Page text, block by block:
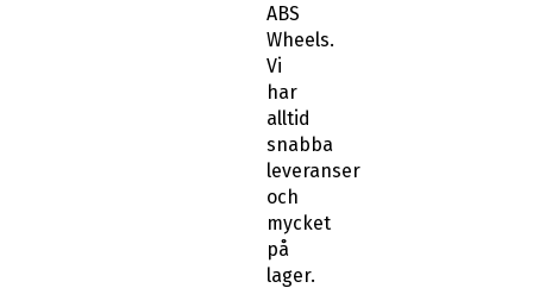
ABS
Wheels.
Vi
har
alltid
snabba
leveranser
och
mycket
på
lager.